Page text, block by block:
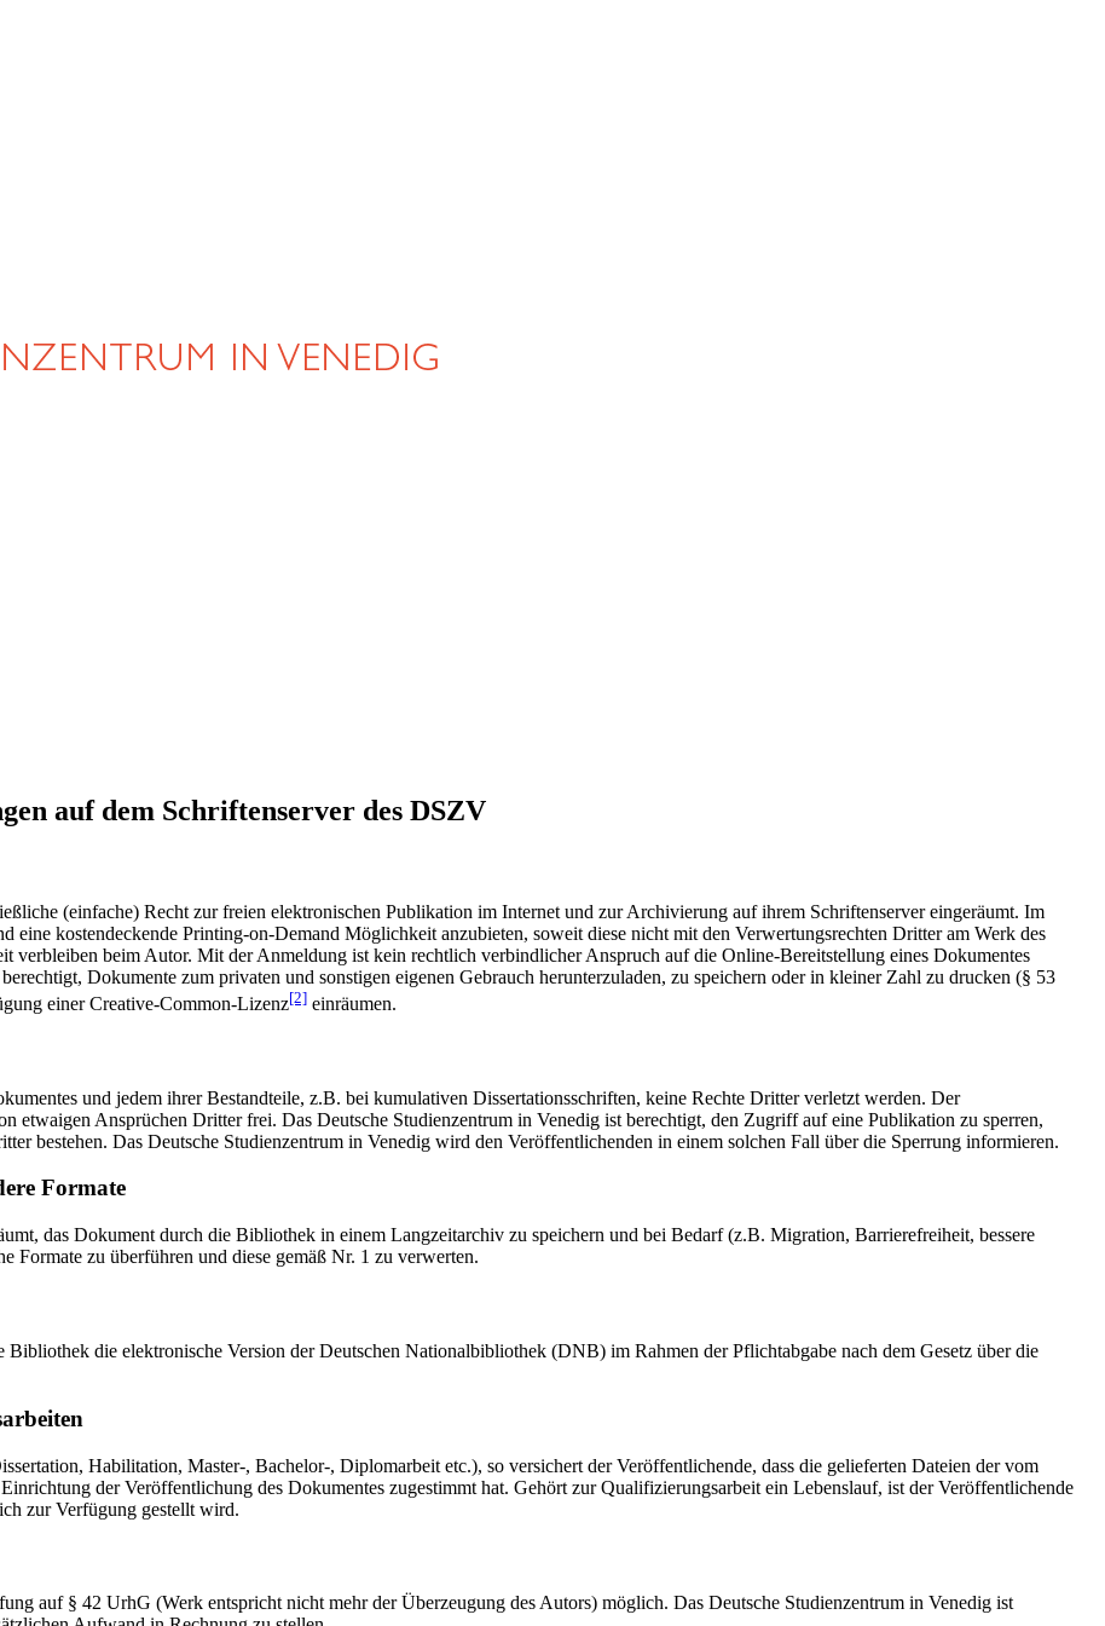
auf dem Schriftenserver des DSZV
(einfache) Recht zur freien elektronischen Publikation im Internet und zur Archivierung auf ihrem Schriftenserver eingeräumt. Im
eine kostendeckende Printing-on-Demand Möglichkeit anzubieten, soweit diese nicht mit den Verwertungsrechten Dritter am Werk des
beim Autor. Mit der Anmeldung ist kein rechtlich verbindlicher Anspruch auf die Online-Bereitstellung eines Dokumentes
Dokumente zum privaten und sonstigen eigenen Gebrauch herunterzuladen, zu speichern oder in kleiner Zahl zu drucken (§ 53
einer Creative-Common-Lizenz[2] einräumen.
und jedem ihrer Bestandteile, z.B. bei kumulativen Dissertationsschriften, keine Rechte Dritter verletzt werden. Der
etwaigen Ansprüchen Dritter frei. Das Deutsche Studienzentrum in Venedig ist berechtigt, den Zugriff auf eine Publikation zu sperren,
bestehen. Das Deutsche Studienzentrum in Venedig wird den Veröffentlichenden in einem solchen Fall über die Sperrung informieren.
Formate
das Dokument durch die Bibliothek in einem Langzeitarchiv zu speichern und bei Bedarf (z.B. Migration, Barrierefreiheit, bessere
Formate zu überführen und diese gemäß Nr. 1 zu verwerten.
Bibliothek die elektronische Version der Deutschen Nationalbibliothek (DNB) im Rahmen der Pflichtabgabe nach dem Gesetz über die
Habilitation, Master-, Bachelor-, Diplomarbeit etc.), so versichert der Veröffentlichende, dass die gelieferten Dateien der vom
der Veröffentlichung des Dokumentes zugestimmt hat. Gehört zur Qualifizierungsarbeit ein Lebenslauf, ist der Veröffentlichende
zur Verfügung gestellt wird.
auf § 42 UrhG (Werk entspricht nicht mehr der Überzeugung des Autors) möglich. Das Deutsche Studienzentrum in Venedig ist